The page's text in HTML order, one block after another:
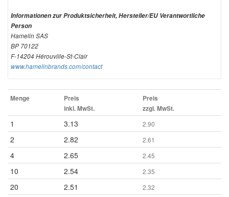
Informationen zur Produktsicherheit, Hersteller/EU Verantwortliche
Person
Hamelin SAS
BP 70122
F-14204 Hérouville-St-Clair
www.hamelinbrands.com/contact
Menge
Preis
inkl. MwSt.
Preis
zzgl. MwSt.
1 3.13 2.90
2 2.82 2.61
4 2.65 2.45
10 2.54 2.35
20 2.51 2.32